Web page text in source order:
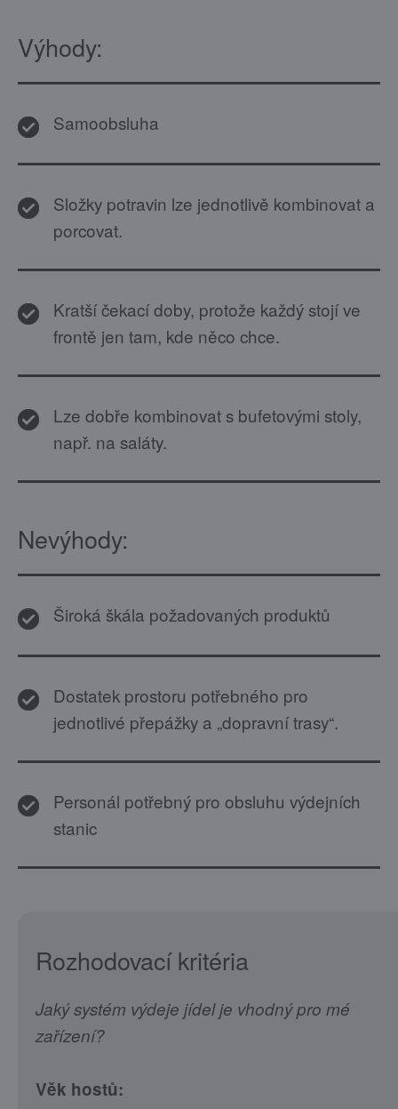
Výhody:
Samoobsluha
Složky potravin lze jednotlivě kombinovat a
porcovat.
Kratší čekací doby, protože každý stojí ve
frontě jen tam, kde něco chce.
Lze dobře kombinovat s bufetovými stoly,
např. na saláty.
Nevýhody:
Široká škála požadovaných produktů
Dostatek prostoru potřebného pro
jednotlivé přepážky a „dopravní trasy“.
Personál potřebný pro obsluhu výdejních
stanic
Rozhodovací kritéria
Jaký systém výdeje jídel je vhodný pro mé
zařízení?
Věk hostů: